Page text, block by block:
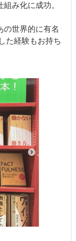
み化に成功。
の世界的に有名
た経験もお持ち